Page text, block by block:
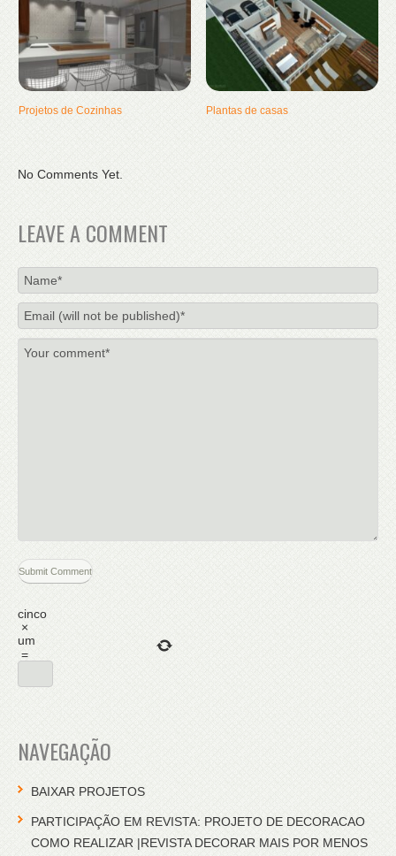
Projetos de Cozinhas Plantas de casas
No Comments Yet.
LEAVE A COMMENT
cinco
×
um
=
NAVEGAÇÃO
BAIXAR PROJETOS
PARTICIPAÇÃO EM REVISTA: PROJETO DE DECORACAO
COMO REALIZAR |REVISTA DECORAR MAIS POR MENOS